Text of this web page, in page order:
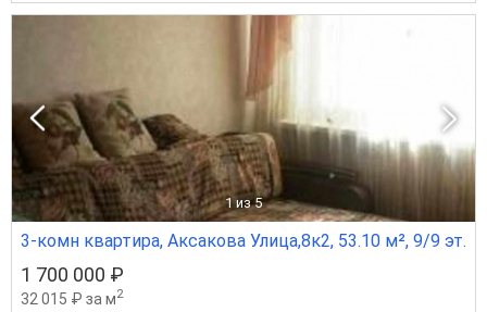
1 из 5
3-комн квартира, Аксакова Улица,8к2, 53.10 м², 9/9 эт.
1 700 000 ₽
32 015 ₽ за м2